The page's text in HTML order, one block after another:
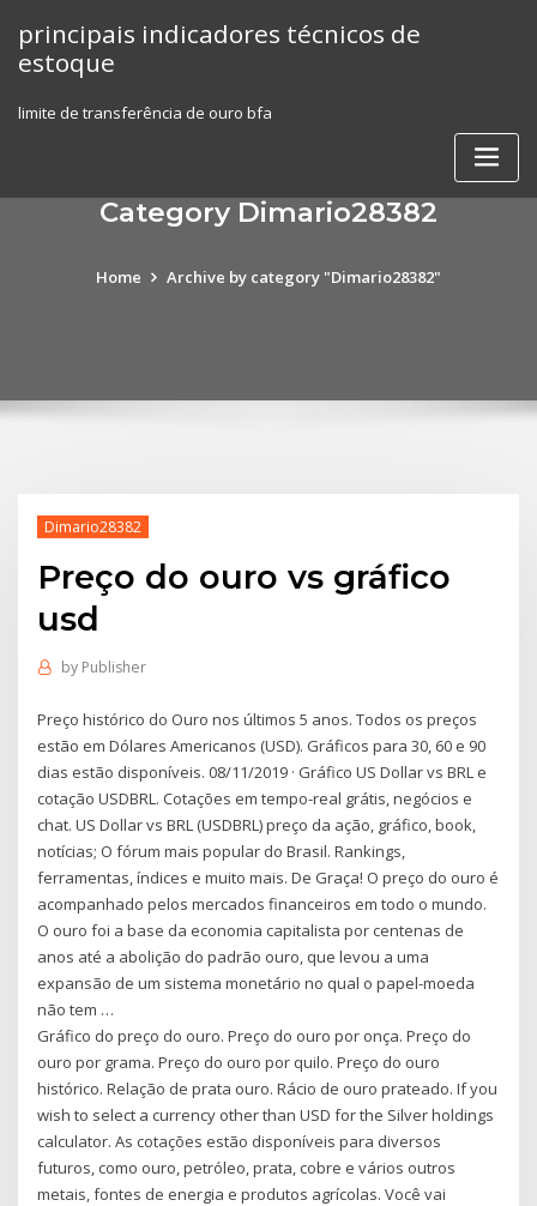
content
principais indicadores técnicos de
estoque
limite de transferência de ouro bfa
Category Dimario28382
Home Archive by category "Dimario28382"
Dimario28382
Preço do ouro vs gráfico
usd
by Publisher
Preço histórico do Ouro nos últimos 5 anos. Todos os preços
estão em Dólares Americanos (USD). Gráficos para 30, 60 e 90
dias estão disponíveis. 08/11/2019 · Gráfico US Dollar vs BRL e
cotação USDBRL. Cotações em tempo-real grátis, negócios e
chat. US Dollar vs BRL (USDBRL) preço da ação, gráfico, book,
notícias; O fórum mais popular do Brasil. Rankings,
ferramentas, índices e muito mais. De Graça! O preço do ouro é
acompanhado pelos mercados financeiros em todo o mundo.
O ouro foi a base da economia capitalista por centenas de
anos até a abolição do padrão ouro, que levou a uma
expansão de um sistema monetário no qual o papel-moeda
não tem …
Gráfico do preço do ouro. Preço do ouro por onça. Preço do
ouro por grama. Preço do ouro por quilo. Preço do ouro
histórico. Relação de prata ouro. Rácio de ouro prateado. If you
wish to select a currency other than USD for the Silver holdings
calculator. As cotações estão disponíveis para diversos
futuros, como ouro, petróleo, prata, cobre e vários outros
metais, fontes de energia e produtos agrícolas. Você vai